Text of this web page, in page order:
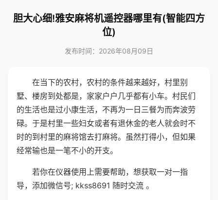
胆大心细!雅安麻将机遥控器哪里有(智能四方
位)
发布时间：2026年08月09日
在当下的农村，农村的条件越来越好，村里别
墅、楼房到处都是，家家户户几乎都有小车。村民们
的生活也是过小康生活，不再为一日三餐为而奔波劳
碌。于是村里一些妇女或者有退休金的老人就会时不
时的到村里的麻将馆去打麻将。虽然打得小，但如果
经常输也是一笔不小的开支。
若你在仪器使用上需要帮助，想获取一对一指
导，添加微信号; kkss8691 随时交流 。